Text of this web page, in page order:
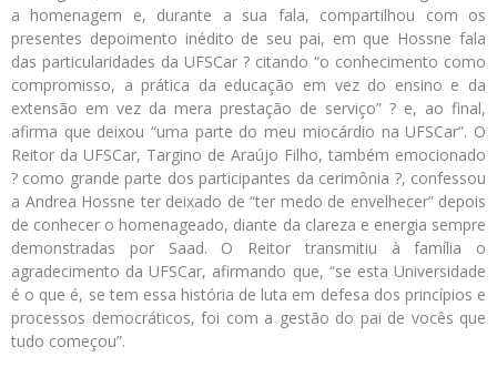
a homenagem e, durante a sua fala, compartilhou com os
presentes depoimento inédito de seu pai, em que Hossne fala
das particularidades da UFSCar ? citando “o conhecimento como
compromisso, a prática da educação em vez do ensino e da
extensão em vez da mera prestação de serviço” ? e, ao final,
afirma que deixou “uma parte do meu miocárdio na UFSCar”. O
Reitor da UFSCar, Targino de Araújo Filho, também emocionado
? como grande parte dos participantes da cerimônia ?, confessou
a Andrea Hossne ter deixado de “ter medo de envelhecer” depois
de conhecer o homenageado, diante da clareza e energia sempre
demonstradas por Saad. O Reitor transmitiu à família o
agradecimento da UFSCar, afirmando que, “se esta Universidade
é o que é, se tem essa história de luta em defesa dos princípios e
processos democráticos, foi com a gestão do pai de vocês que
tudo começou”.